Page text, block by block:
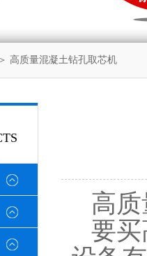
＞ 高质量混凝土钻孔取芯机
高
要